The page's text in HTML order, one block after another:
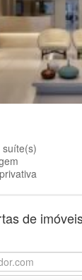
suíte(s)
de